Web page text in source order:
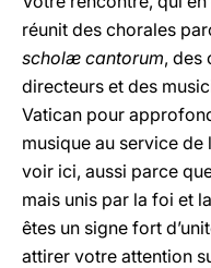
réunit des chorales
scholæ cantorum, des
directeurs et des
Vatican pour
musique au service
voir ici, aussi parce
mais unis par la foi et
êtes un signe fort
attirer votre attention